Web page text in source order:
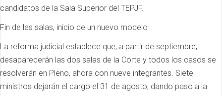
candidatos de la Sala Superior del TEPJF.
Fin de las salas, inicio de un nuevo modelo
La reforma judicial establece que, a partir de septiembre,
desaparecerán las dos salas de la Corte y todos los casos se
resolverán en Pleno, ahora con nueve integrantes. Siete
ministros dejarán el cargo el 31 de agosto, dando paso a la